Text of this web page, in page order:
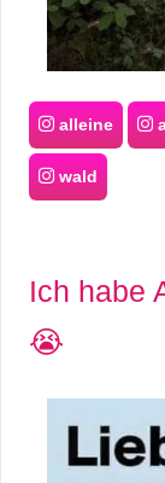
alleine
wald
Ich habe
😭